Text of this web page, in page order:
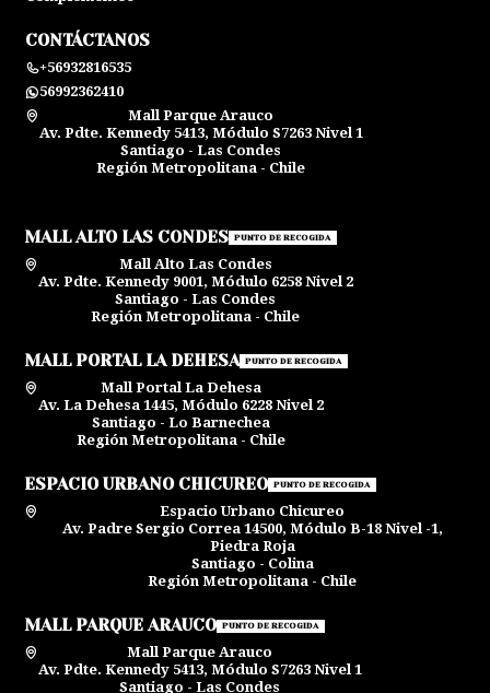
CONTÁCTANOS
+56932816535
56992362410
Mall Parque Arauco
Av. Pdte. Kennedy 5413, Módulo S7263 Nivel 1
Santiago - Las Condes
Región Metropolitana - Chile
MALL ALTO LAS CONDES PUNTO DE RECOGIDA
Mall Alto Las Condes
Av. Pdte. Kennedy 9001, Módulo 6258 Nivel 2
Santiago - Las Condes
Región Metropolitana - Chile
MALL PORTAL LA DEHESA PUNTO DE RECOGIDA
Mall Portal La Dehesa
Av. La Dehesa 1445, Módulo 6228 Nivel 2
Santiago - Lo Barnechea
Región Metropolitana - Chile
ESPACIO URBANO CHICUREO PUNTO DE RECOGIDA
Espacio Urbano Chicureo
Av. Padre Sergio Correa 14500, Módulo B-18 Nivel -1,
Piedra Roja
Santiago - Colina
Región Metropolitana - Chile
MALL PARQUE ARAUCO PUNTO DE RECOGIDA
Mall Parque Arauco
Av. Pdte. Kennedy 5413, Módulo S7263 Nivel 1
Santiago - Las Condes